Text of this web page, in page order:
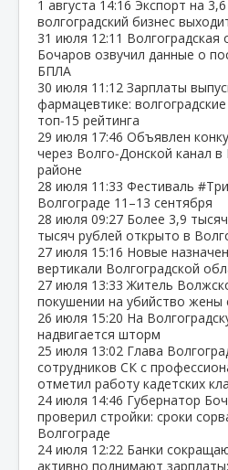
1 августа 14:16 Экспорт на
волгоградский бизнес
31 июля 12:11 Волгоградская
Бочаров озвучил данные о
БПЛА
30 июля 11:12 Зарплаты
фармацевтике:
топ‑15 рейтинга
29 июля 17:46 Объявлен
через Волго‑Донской канал
районе
28 июля 11:33 Фестиваль
Волгограде 11–13 сентября
28 июля 09:27 Более 3,9
тысяч рублей открыто в
27 июля 15:16 Новые
вертикали Волгоградской
27 июля 13:33 Житель
покушении на убийство
26 июля 15:20 На
надвигается шторм
25 июля 13:02 Глава
сотрудников СК с
отметил работу кадетских
24 июля 14:46 Губернатор
проверил стройки: сроки
Волгограде
24 июля 12:22 Банки
активно поднимают